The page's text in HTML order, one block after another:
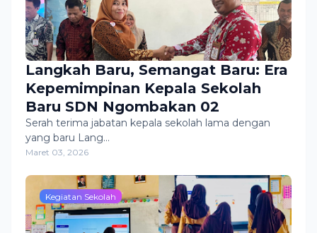
Langkah Baru, Semangat Baru: Era
Kepemimpinan Kepala Sekolah
Baru SDN Ngombakan 02
Serah terima jabatan kepala sekolah lama dengan
yang baru Lang…
Maret 03, 2026
Kegiatan Sekolah